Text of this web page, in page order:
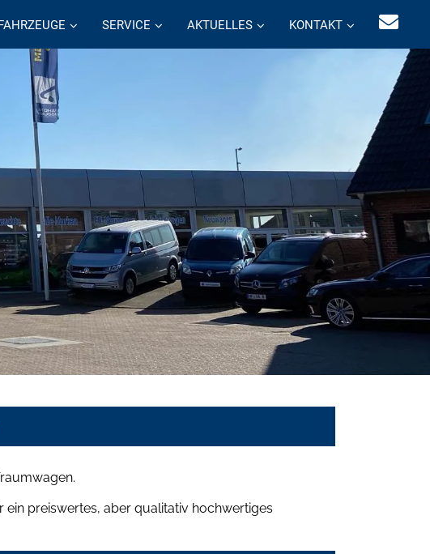
SERVICE AKTUELLES KONTAKT
preiswertes, aber qualitativ hochwertiges